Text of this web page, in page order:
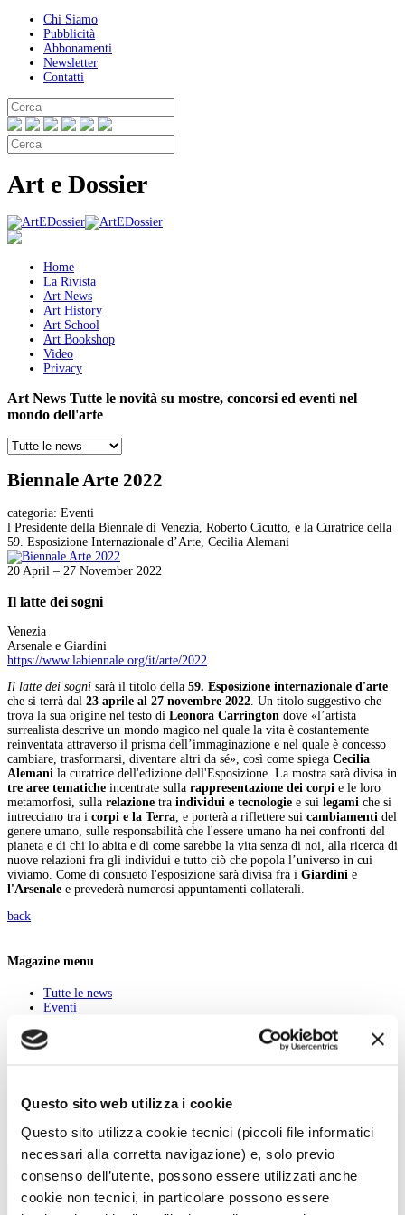
Questo sito web utilizza i cookie
Questo sito utilizza cookie tecnici (piccoli file informatici
necessari alla corretta navigazione) e, solo previo
consenso dell’utente, possono essere utilizzati anche
cookie non tecnici, in particolare possono essere
Chi Siamo
Pubblicità
Abbonamenti
Newsletter
Contatti
Art e Dossier
Home
La Rivista
Art News
Art History
Art School
Art Bookshop
Video
Privacy
Art News Tutte le novità su mostre, concorsi ed eventi nel
mondo dell'arte
Biennale Arte 2022
categoria: Eventi
l Presidente della Biennale di Venezia, Roberto Cicutto, e la Curatrice della
59. Esposizione Internazionale d’Arte, Cecilia Alemani
20 April – 27 November 2022
Il latte dei sogni
Venezia
Arsenale e Giardini
https://www.labiennale.org/it/arte/2022
Il latte dei sogni sarà il titolo della 59. Esposizione internazionale d'arte
che si terrà dal 23 aprile al 27 novembre 2022. Un titolo suggestivo che
trova la sua origine nel testo di Leonora Carrington dove «l’artista
surrealista descrive un mondo magico nel quale la vita è costantemente
reinventata attraverso il prisma dell’immaginazione e nel quale è concesso
cambiare, trasformarsi, diventare altri da sé», così come spiega Cecilia
Alemani la curatrice dell'edizione dell'Esposizione. La mostra sarà divisa in
tre aree tematiche incentrate sulla rappresentazione dei corpi e le loro
metamorfosi, sulla relazione tra individui e tecnologie e sui legami che si
intrecciano tra i corpi e la Terra, e porterà a riflettere sui cambiamenti del
genere umano, sulle responsabilità che l'essere umano ha nei confronti del
pianeta e di chi lo abita e di come sarebbe la vita senza di noi, alla ricerca di
nuove relazioni fra gli individui e tutto ciò che popola l’universo in cui
viviamo. Come di consueto l'esposizione sarà divisa fra i Giardini e
l'Arsenale e prevederà numerosi appuntamenti collaterali.
back
Magazine menu
Tutte le news
Eventi
Kids
In galleria
Calendario
Scegli la data e imposta i filtri per ottimizzare la tua ricerca